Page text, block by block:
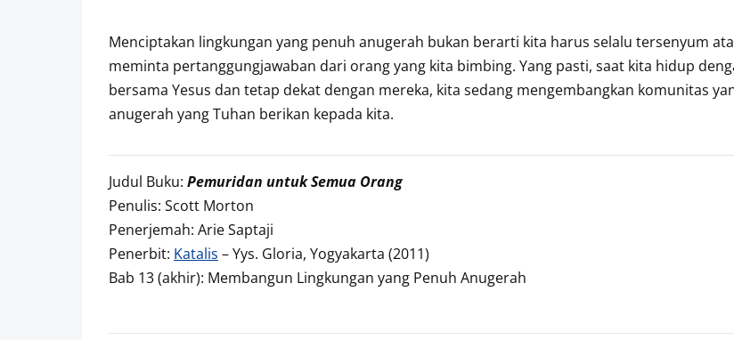
Menciptakan lingkungan yang penuh anugerah bukan berarti kita harus selalu tersenyum
meminta pertanggungjawaban dari orang yang kita bimbing. Yang pasti, saat kita hidup
bersama Yesus dan tetap dekat dengan mereka, kita sedang mengembangkan komunitas
anugerah yang Tuhan berikan kepada kita.
Judul Buku: Pemuridan untuk Semua Orang
Penulis: Scott Morton
Penerjemah: Arie Saptaji
Penerbit: Katalis – Yys. Gloria, Yogyakarta (2011)
Bab 13 (akhir): Membangun Lingkungan yang Penuh Anugerah